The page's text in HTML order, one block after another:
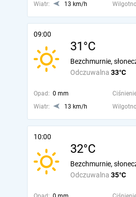
Wiatr:
13 km/h
09:00
31°C
Odczuwalna 33°C
Bezchmurnie,
Opad: 0 mm
Wiatr:
13 km/h
10:00
32°C
Odczuwalna 35°C
Bezchmurnie,